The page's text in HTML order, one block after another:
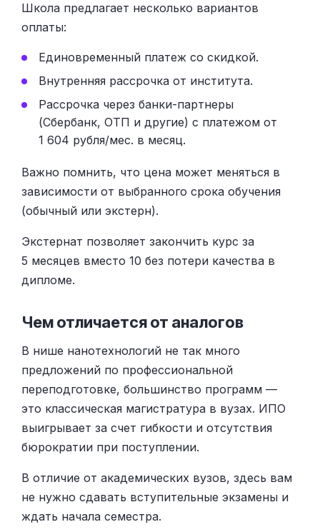
Школа предлагает несколько вариантов
оплаты:
Единовременный платеж со скидкой.
Внутренняя рассрочка от института.
Рассрочка через банки-партнеры
(Сбербанк, ОТП и другие) с платежом от
1 604 рубля/мес. в месяц.
Важно помнить, что цена может меняться в
зависимости от выбранного срока обучения
(обычный или экстерн).
Экстернат позволяет закончить курс за
5 месяцев вместо 10 без потери качества в
дипломе.
Чем отличается от аналогов
В нише нанотехнологий не так много
предложений по профессиональной
переподготовке, большинство программ —
это классическая магистратура в вузах. ИПО
выигрывает за счет гибкости и отсутствия
бюрократии при поступлении.
В отличие от академических вузов, здесь вам
не нужно сдавать вступительные экзамены и
ждать начала семестра.